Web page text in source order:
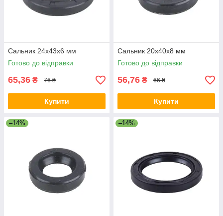
Сальник 24x43x6 мм
Готово до відправки
65,36 ₴ 76 ₴
Купити
Сальник 20x40x8 мм
Готово до відправки
56,76 ₴ 66 ₴
Купити
–14% –14%